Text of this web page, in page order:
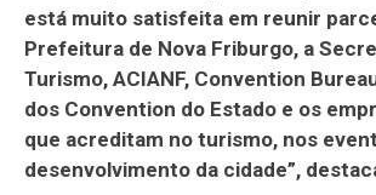
está muito satisfeita em reunir
Prefeitura de Nova Friburgo, a
Turismo, ACIANF, Convention
dos Convention do Estado e os
que acreditam no turismo, nos
desenvolvimento da cidade”,